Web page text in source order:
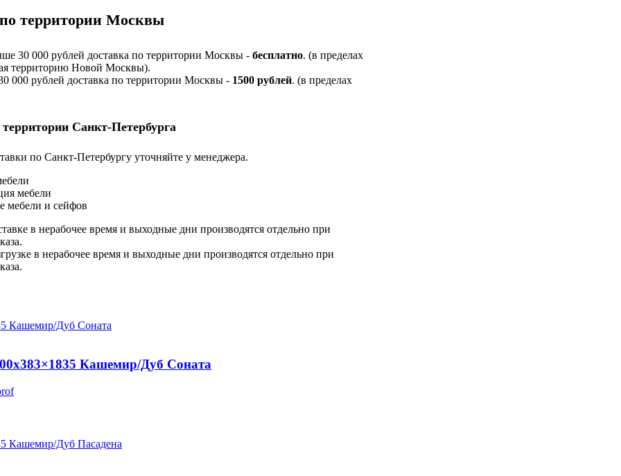
территории Москвы
30 000 рублей доставка по территории Москвы - бесплатно. (в пределах
территорию Новой Москвы).
000 рублей доставка по территории Москвы - 1500 рублей. (в пределах
Санкт-Петербурга
по Санкт-Петербургу уточняйте у менеджера.
мебели
мебели и сейфов
в нерабочее время и выходные дни производятся отдельно при
в нерабочее время и выходные дни производятся отдельно при
Кашемир/Дуб Соната